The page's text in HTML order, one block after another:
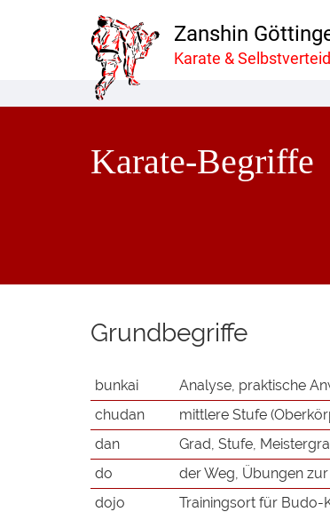
Zanshin
Karate &
Karate-Begriffe
Grundbegriffe
bunkai
Analyse, praktische
chudan
mittlere Stufe
dan
Grad, Stufe,
do
der Weg, Übungen
dojo
Trainingsort für Budo-